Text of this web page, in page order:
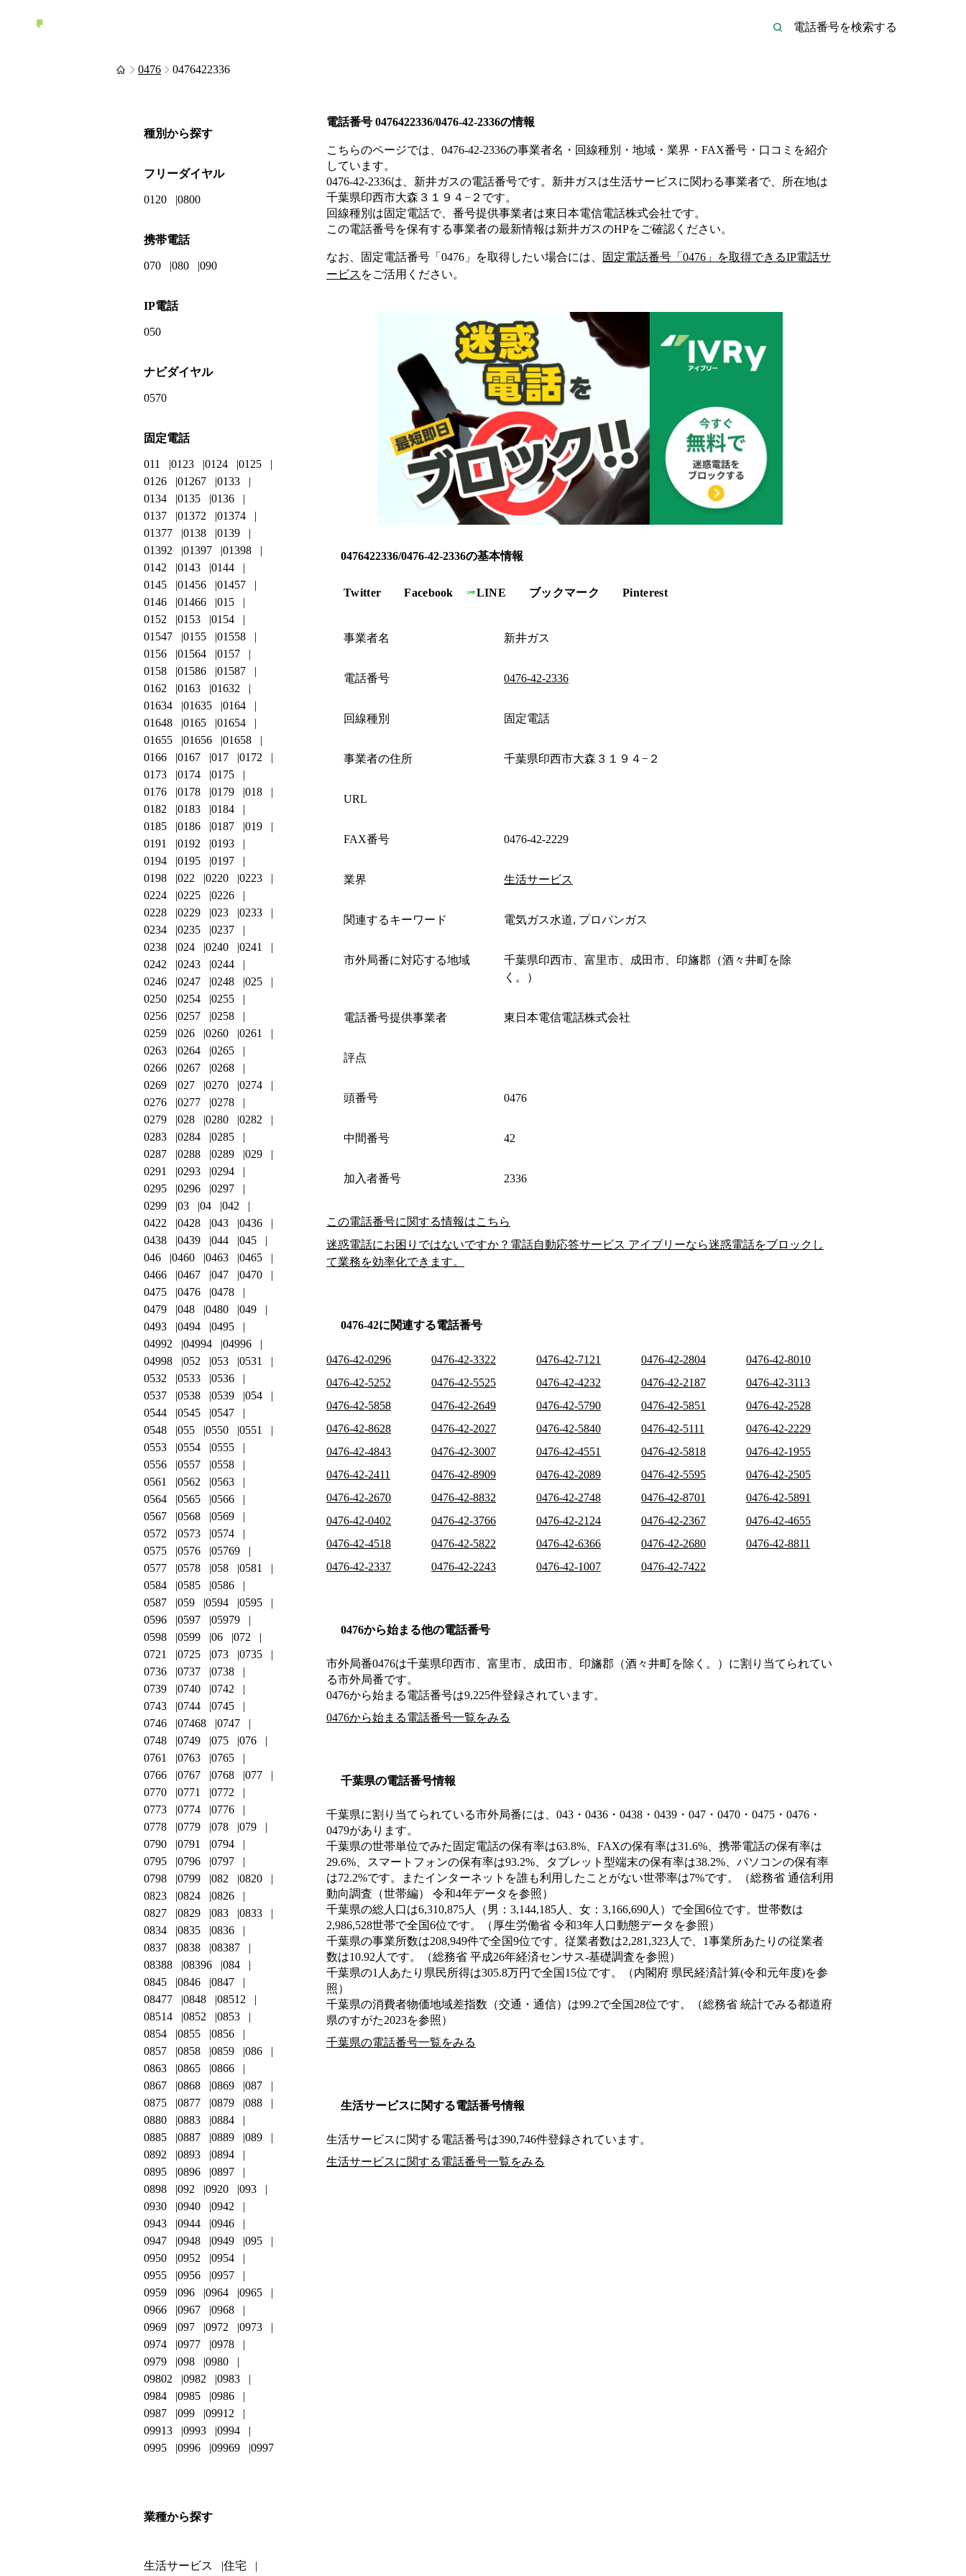
0476 0476422336
電話番号 0476422336/0476-42-2336の情報
こちらのページでは、 0476-42-2336の事業者名・回線種別・地域・業界・FAX番号・口コミを紹介
しています。
0476-42-2336は、 新井ガスの電話番号です。 新井ガスは生活サービスに関わる事業者で、所在地は
千葉県印西市大森３１９４−２ です。
回線種別は固定電話で、番号提供事業者は東日本電信電話株式会社です。
この電話番号を保有する事業者の最新情報は新井ガスのHPをご確認ください。
なお、固定電話番号「 0476 」を取得したい場合には、 固定電話番号「 0476 」を取得できるIP電話サ
ービス をご活用ください。
0476422336/0476-42-2336の基本情報
Twitter Facebook LINE ブックマーク Pinterest
事業者名 新井ガス
電話番号 0476-42-2336
回線種別 固定電話
事業者の住所 千葉県印西市大森３１９４−２
URL
FAX番号 0476-42-2229
業界 生活サービス
関連するキーワード 電気ガス水道, プロパンガス
市外局番に対応する地域
千葉県印西市、富里市、成田市、印旛郡（酒々井町を除
く。）
電話番号提供事業者 東日本電信電話株式会社
評点
頭番号 0476
中間番号 42
加入者番号 2336
この電話番号に関する情報はこちら
迷惑電話にお困りではないですか？電話自動応答サービス アイブリーなら迷惑電話をブロックし
て業務を効率化できます。
0476-42に関連する電話番号
0476-42-0296 0476-42-3322 0476-42-7121 0476-42-2804
0476-42-8010
0476-42-5252
0476-42-5525 0476-42-4232 0476-42-2187
0476-42-3113
0476-42-5858
0476-42-2649 0476-42-5790 0476-42-5851
0476-42-2528
0476-42-8628
0476-42-2027 0476-42-5840 0476-42-5111
0476-42-2229
0476-42-4843
0476-42-3007 0476-42-4551 0476-42-5818
0476-42-1955
0476-42-2411
0476-42-8909 0476-42-2089 0476-42-5595
0476-42-2505
0476-42-2670
0476-42-8832 0476-42-2748 0476-42-8701
0476-42-5891
0476-42-0402
0476-42-3766 0476-42-2124 0476-42-2367
0476-42-4655
0476-42-4518
0476-42-5822 0476-42-6366 0476-42-2680
0476-42-8811
0476-42-2337
0476-42-2243 0476-42-1007 0476-42-7422
0476から始まる他の電話番号
市外局番0476は千葉県印西市、富里市、成田市、印旛郡（酒々井町を除く。） に割り当てられてい
る市外局番です。
0476から始まる電話番号は9,225件登録されています。
0476から始まる電話番号一覧をみる
千葉県の電話番号情報
千葉県に割り当てられている市外局番には、043・0436・0438・0439・047・0470・0475・0476・
0479があります。
千葉県の世帯単位でみた固定電話の保有率は63.8%、FAXの保有率は31.6%、携帯電話の保有率は
29.6%、スマートフォンの保有率は93.2%、タブレット型端末の保有率は38.2%、パソコンの保有率
は72.2%です。またインターネットを誰も利用したことがない世帯率は7%です。（総務省 通信利用
動向調査（世帯編） 令和4年データを参照）
千葉県の総人口は6,310,875人（男：3,144,185人、女：3,166,690人）で全国6位です。世帯数は
2,986,528世帯で全国6位です。（厚生労働省 令和3年人口動態データを参照）
千葉県の事業所数は208,949件で全国9位です。従業者数は2,281,323人で、1事業所あたりの従業者
数は10.92人です。（総務省 平成26年経済センサス‐基礎調査を参照）
千葉県の1人あたり県民所得は305.8万円で全国15位です。（内閣府 県民経済計算(令和元年度)を参
照）
千葉県の消費者物価地域差指数（交通・通信）は99.2で全国28位です。（総務省 統計でみる都道府
県のすがた2023を参照）
千葉県の電話番号一覧をみる
生活サービスに関する電話番号情報
生活サービスに関する電話番号は390,746件登録されています。
生活サービスに関する電話番号一覧をみる
種別から探す
フリーダイヤル
0120 0800
携帯電話
070 080 090
IP電話
050
ナビダイヤル
0570
固定電話
011 0123 0124
0125
0126
01267
0133
0134
0135
0136
0137
01372
01374
01377
0138
0139
01392
01397
01398
0142
0143
0144
0145
01456
01457
0146
01466
015
0152
0153
0154
01547
0155
01558
0156
01564
0157
0158
01586
01587
0162
0163
01632
01634
01635
0164
01648
0165
01654
01655
01656
01658
0166
0167 017
0172
0173
0174
0175
0176
0178 0179
018
0182
0183
0184
0185
0186 0187
019
0191
0192
0193
0194
0195
0197
0198
022 0220
0223
0224
0225
0226
0228
0229 023
0233
0234
0235
0237
0238
024 0240
0241
0242
0243
0244
0246
0247 0248
025
0250
0254
0255
0256
0257
0258
0259
026 0260
0261
0263
0264
0265
0266
0267
0268
0269
027 0270
0274
0276
0277
0278
0279
028 0280
0282
0283
0284
0285
0287
0288 0289
029
0291
0293
0294
0295
0296
0297
0299
03 04
042
0422
0428 043
0436
0438
0439 044
045
046
0460 0463
0465
0466
0467 047
0470
0475
0476
0478
0479
048 0480
049
0493
0494
0495
04992
04994
04996
04998
052 053
0531
0532
0533
0536
0537
0538 0539
054
0544
0545
0547
0548
055 0550
0551
0553
0554
0555
0556
0557
0558
0561
0562
0563
0564
0565
0566
0567
0568
0569
0572
0573
0574
0575
0576
05769
0577
0578 058
0581
0584
0585
0586
0587
059 0594
0595
0596
0597
05979
0598
0599 06
072
0721
0725 073
0735
0736
0737
0738
0739
0740
0742
0743
0744
0745
0746
07468
0747
0748
0749 075
076
0761
0763
0765
0766
0767 0768
077
0770
0771
0772
0773
0774
0776
0778
0779 078
079
0790
0791
0794
0795
0796
0797
0798
0799 082
0820
0823
0824
0826
0827
0829 083
0833
0834
0835
0836
0837
0838
08387
08388
08396
084
0845
0846
0847
08477
0848
08512
08514
0852
0853
0854
0855
0856
0857
0858 0859
086
0863
0865
0866
0867
0868 0869
087
0875
0877 0879
088
0880
0883
0884
0885
0887 0889
089
0892
0893
0894
0895
0896
0897
0898
092 0920
093
0930
0940
0942
0943
0944
0946
0947
0948 0949
095
0950
0952
0954
0955
0956
0957
0959
096 0964
0965
0966
0967
0968
0969
097 0972
0973
0974
0977
0978
0979
098
0980
09802
0982
0983
0984
0985
0986
0987
099
09912
09913
0993
0994
0995
0996 09969 0997
業種から探す
生活サービス 住宅